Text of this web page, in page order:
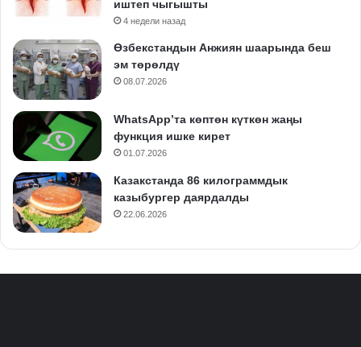
иштеп чыгышты
4 недели назад
Өзбекстандын Анжиян шаарында беш
эм төрөлдү
08.07.2026
WhatsApp’та көптөн күткөн жаңы
функция ишке кирет
01.07.2026
Казакстанда 86 килограммдык
казыбургер даярдалды
22.06.2026